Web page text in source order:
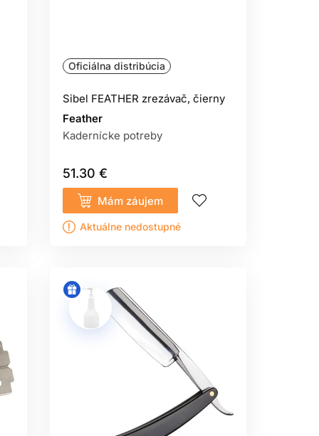
byť uvoľnená, nesprávne vyčnievať
návodu.
očistite a dezinfikujte
na ďalšiu osobu. Použité
koša.
alebo infikovanú pokožku. Pri
ak je držiak uvoľnený,
. Zvyšky vlasov, peny a vlhkosť
dlhé namáčanie môže poškodiť
sa určením výrobcu.
Oficiálna distribúcia
Sibel FEATHER zrezávač, čierny
Feather
Kadernícke potreby
51.30 €
Mám záujem
Aktuálne nedostupné